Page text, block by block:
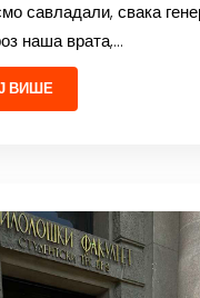
савладали, свака
наша врата,…
ВИШЕ